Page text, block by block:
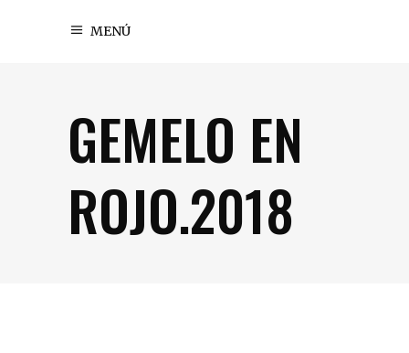
MENÚ
GEMELO EN
ROJO.2018